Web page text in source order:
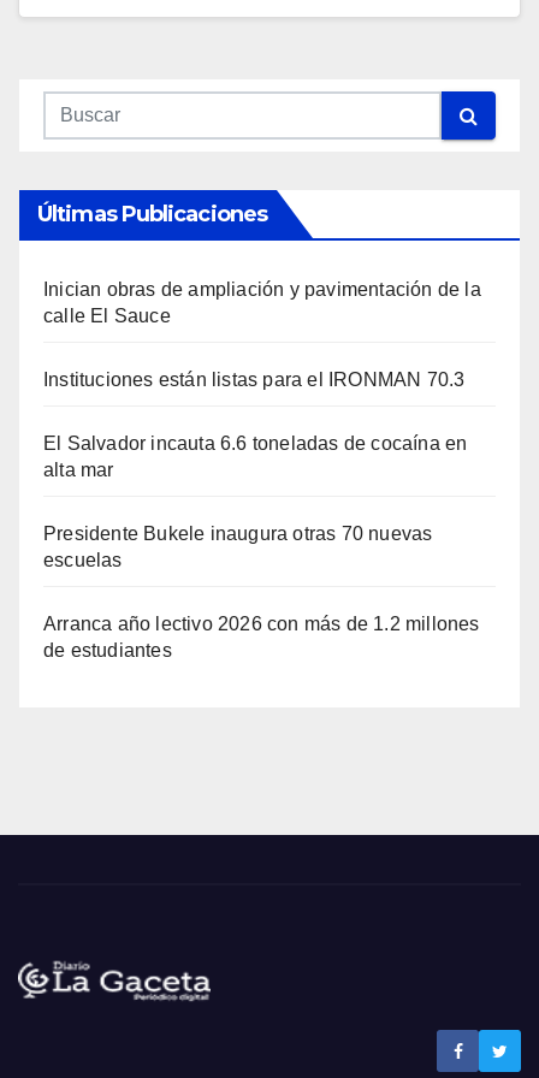
Últimas Publicaciones
Inician obras de ampliación y pavimentación de la
calle El Sauce
Instituciones están listas para el IRONMAN 70.3
El Salvador incauta 6.6 toneladas de cocaína en
alta mar
Presidente Bukele inaugura otras 70 nuevas
escuelas
Arranca año lectivo 2026 con más de 1.2 millones
de estudiantes